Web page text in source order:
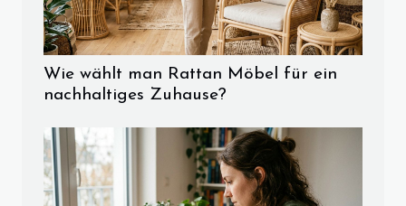
Wie wählt man Rattan Möbel für ein
nachhaltiges Zuhause?